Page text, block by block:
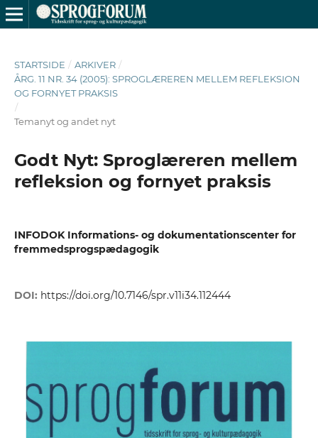
STARTSIDE / ARKIVER /
ÅRG. 11 NR. 34 (2005): SPROGLÆREREN MELLEM REFLEKSION
OG FORNYET PRAKSIS
/
Temanyt og andet nyt
Godt Nyt: Sproglæreren mellem
refleksion og fornyet praksis
INFODOK Informations- og dokumentationscenter for
fremmedsprogspædagogik
DOI: https://doi.org/10.7146/spr.v11i34.112444